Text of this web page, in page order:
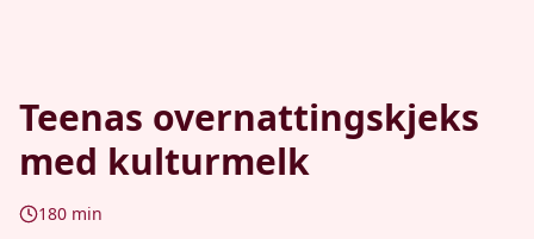
Teenas overnattingskjeks
med kulturmelk
180 min